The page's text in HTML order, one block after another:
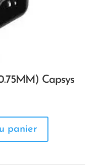
Capsys
panier